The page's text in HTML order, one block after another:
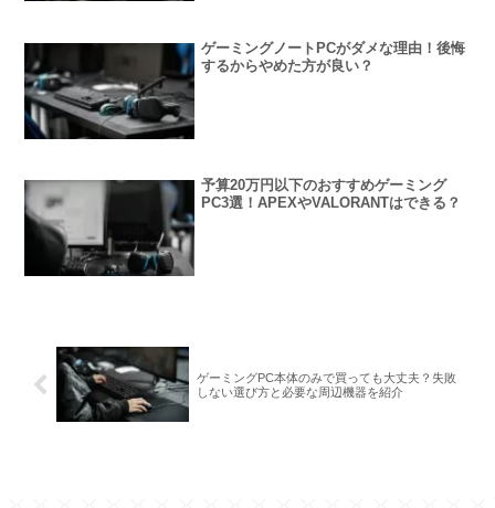
ゲーミングノートPCがダメな理由！後悔
するからやめた方が良い？
予算20万円以下のおすすめゲーミング
PC3選！APEXやVALORANTはできる？
ゲーミングPC本体のみで買っても大丈夫？失敗
しない選び方と必要な周辺機器を紹介